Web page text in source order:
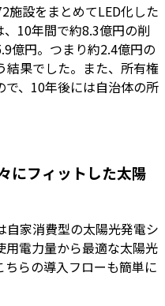
施設をまとめてLED化した
10年間で約8.3億円の削
億円。つまり約2.4億円の
結果でした。また、所有権
、10年後には自治体の所
にフィットした太陽
家消費型の太陽光発電シ
用電力量から最適な太陽光
らの導入フローも簡単に